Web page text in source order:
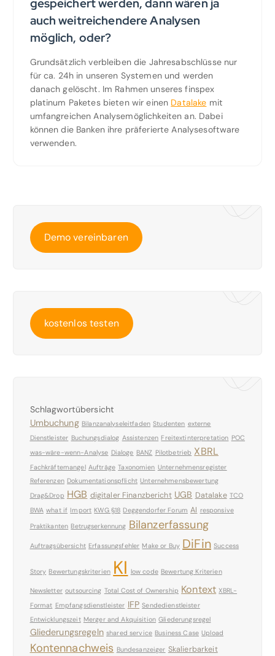
auch weitreichendere Analysen
möglich, oder?
Grundsätzlich verbleiben die Jahresabschlüsse nur
für ca. 24h in unseren Systemen und werden
danach gelöscht. Im Rahmen unseres finspex
platinum Paketes bieten wir einen Datalake mit
umfangreichen Analysemöglichkeiten an. Dabei
können die Banken ihre präferierte Analysesoftware
verwenden.
Demo vereinbaren
kostenlos testen
Schlagwortübersicht
Umbuchung Bilanzanalyseleitfaden Studenten externe
Dienstleister Buchungsdialog Assistenzen Freitextinterpretation POC
was-wäre-wenn-Analyse Dialoge BANZ Pilotbetrieb XBRL
Fachkräftemangel Aufträge Taxonomien Unternehmensregister
Referenzen Dokumentationspflicht Unternehmensbewertung
Drag&Drop HGB digitaler Finanzbericht UGB Datalake TCO
BWA what if Import KWG §18 Deggendorfer Forum AI responsive
Praktikanten Betrugserkennung Bilanzerfassung
Auftragsübersicht Erfassungsfehler Make or Buy DiFin Success
Story Bewertungskriterien KI low code Bewertung Kriterien
Newsletter outsourcing Total Cost of Ownership Kontext XBRL-
Format Empfangsdienstleister IFP Sendedienstleister
Entwicklungszeit Merger and Akquisition Gliederungsregel
Gliederungsregeln shared service Business Case Upload
Kontennachweis Bundesanzeiger Skalierbarkeit